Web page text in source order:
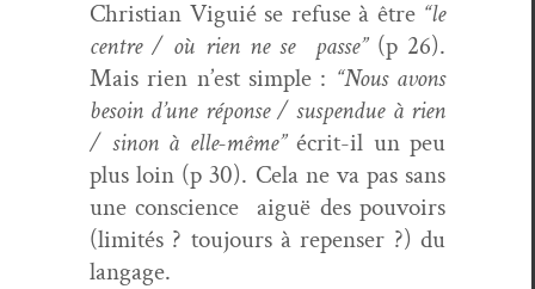
Chris­t­ian Vigu­ié se refuse à être “le
cen­tre / où rien ne se passe”(p 26).
Mais rien n’est sim­ple : “Nous avons
besoin d’une réponse / sus­pendue à rien
/ sinon à elle-même” écrit-il un peu
plus loin (p 30). Cela ne va pas sans
une con­science aiguë des pou­voirs
(lim­ités ? tou­jours à repenser ?) du
langage.